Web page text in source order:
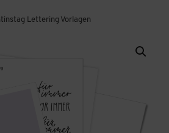
Lettering Vorlagen